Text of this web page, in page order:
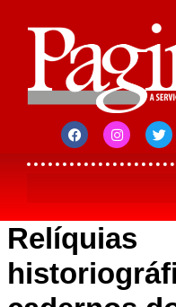
Relíquias